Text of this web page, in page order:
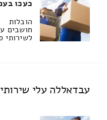
כעכו
הובלות
חושבים
עבדאללה עלי